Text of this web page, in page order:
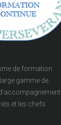
de formation
gamme de
et les chefs